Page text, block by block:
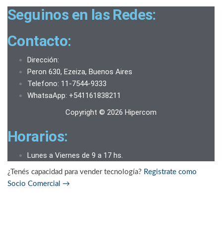
Seguinos en las Redes:
Contacto:
Dirección:
Peron 630, Ezeiza, Buenos Aires
Telefono: 11-7544-9333
WhatsaApp: +541161838211
Copyright © 2026 Hipercom
Horarios:
Lunes a Viernes de 9 a 17 hs.
¿Tenés capacidad para vender tecnología? Registrate como
Socio Comercial →